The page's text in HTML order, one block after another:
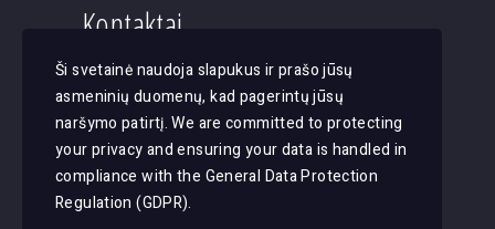
Kontaktai
Panerių g. 45B-9, LT-03202, Vilnius
El. paštas: apsvietimas@justlight.lt
Tel. +370 655 29065
Ši svetainė naudoja slapukus ir prašo jūsų
asmeninių duomenų, kad pagerintų jūsų
naršymo patirtį. We are committed to protecting
your privacy and ensuring your data is handled in
compliance with the General Data Protection
Regulation (GDPR).